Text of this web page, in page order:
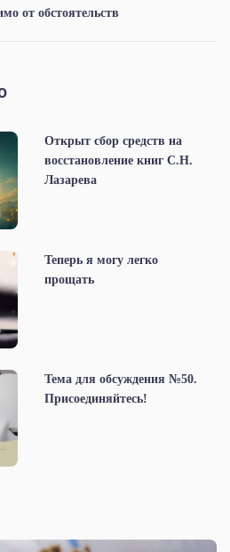
от обстоятельств
Открыт сбор средств на
восстановление книг С.Н.
Лазарева
Теперь я могу легко
прощать
Тема для обсуждения №50.
Присоединяйтесь!